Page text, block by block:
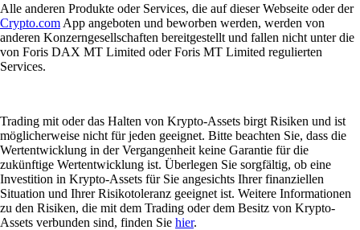
Alle anderen Produkte oder Services, die auf dieser Webseite oder der
Crypto.com App angeboten und beworben werden, werden von
anderen Konzerngesellschaften bereitgestellt und fallen nicht unter die
von Foris DAX MT Limited oder Foris MT Limited regulierten
Services.
Trading mit oder das Halten von Krypto-Assets birgt Risiken und ist
möglicherweise nicht für jeden geeignet. Bitte beachten Sie, dass die
Wertentwicklung in der Vergangenheit keine Garantie für die
zukünftige Wertentwicklung ist. Überlegen Sie sorgfältig, ob eine
Investition in Krypto-Assets für Sie angesichts Ihrer finanziellen
Situation und Ihrer Risikotoleranz geeignet ist. Weitere Informationen
zu den Risiken, die mit dem Trading oder dem Besitz von Krypto-
Assets verbunden sind, finden Sie hier.